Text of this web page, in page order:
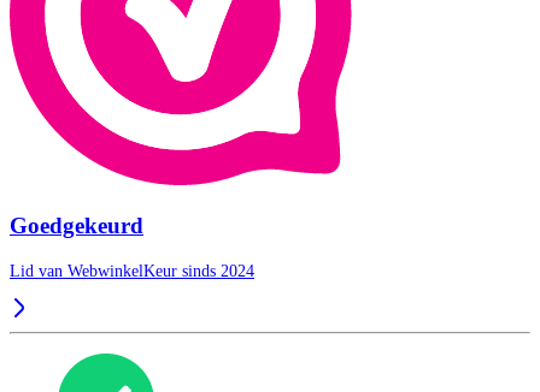
Goedgekeurd
Lid van WebwinkelKeur sinds 2024